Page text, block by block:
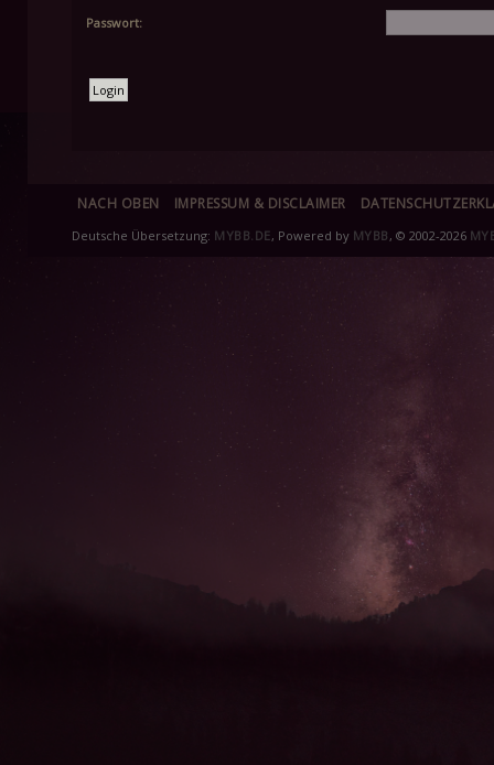
Passwort:
NACH OBEN IMPRESSUM & DISCLAIMER
Deutsche Übersetzung: MYBB.DE, Powered by MYBB , © 2002-2026